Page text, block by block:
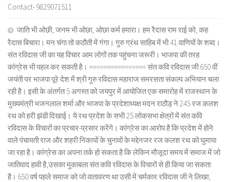
Contact- 9829071511
जाति भी ओछी, जनम भी ओछा, ओछा कर्म हमारा। हम रैदास राम राई को, कह
रैदास बिचारा। मन चंगा तो कठौती में गंगा। गुरु ग्रंथ साहिब में भी 41 वाणियों के शब्द।
संत रविदास जी का यह विचार आम लोगों तक पहुंचना जरूरी। भाजपा की तरह
कांग्रेस भी पहल कर सकती है। ================ संत कवि रविदास जी 650 वीं
जयंती पर भाजपा पूरे देश में श्री गुरु रविदास महाराज समरसता संकल्प अभियान चला
रही है। इसी के अंतर्गत 5 अगस्त को जयपुर में आयोजित एक समारोह में राजस्थान के
मुख्यमंत्री भजनलाल शर्मा और भाजपा के प्रदेशाध्यक्ष मदन राठौड़ ने 245 रज कलश
रथ को हरी झंडी दिखाई। ये रथ प्रदेश के सभी 25 लोकसभा क्षेत्रों में संत कवि
रविदास के विचारों का प्रचार-प्रसार करेंगे। कांग्रेस का आरोप है कि प्रदेश में होने
वाले पंचायती राज और शहरी निकायों के चुनावों के मद्देनजर रज कलश रथ को घुमाया
जा रहा है। कांग्रेस का अपना तर्क हो सकता है कि लेकिन मौजूदा समय में समाज में जो
जातिवाद हावी है,उसका मुकाबला संत कवि रविदास के विचारों से ही किया जा सकता
है। 650 वर्ष पहले समाज को जो वातावरण था उसी में चर्मकार रविदास जी ने लिखा,